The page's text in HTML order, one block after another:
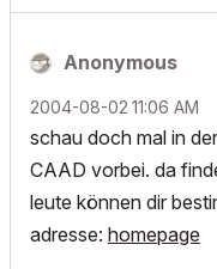
Anonymous
‎2004-08-02 11:06 AM
schau doch mal in
CAAD vorbei. da
leute können dir
adresse: homepage